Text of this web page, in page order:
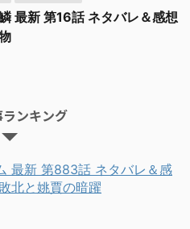
最新 第16話 ネタバレ＆感想
ンキング
最新 第883話 ネタバレ＆感
北と姚賈の暗躍